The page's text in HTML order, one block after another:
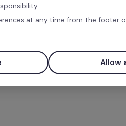
at any time from the footer
Allow